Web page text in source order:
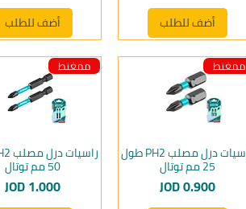
أضف للطلب أضف للطلب
ممغنط
راسيات درل مصلب PH2 طول
25 مم توتال
السعر
JOD 0.900
ممغنط
50 مم توتال
السعر
JOD 1.000